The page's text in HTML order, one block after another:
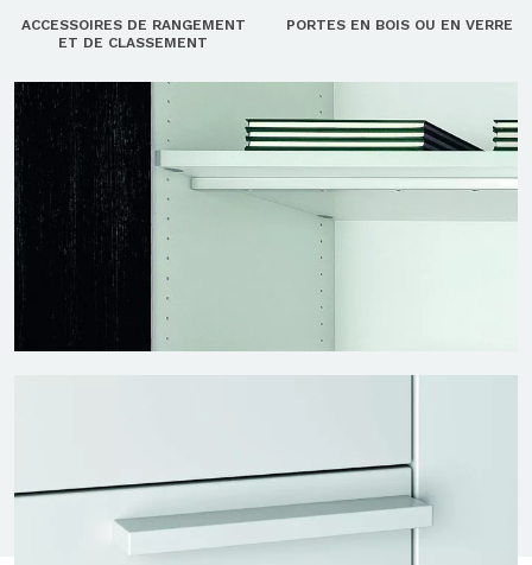
ACCESSOIRES DE RANGEMENT
ET DE CLASSEMENT
PORTES EN BOIS OU EN VERRE